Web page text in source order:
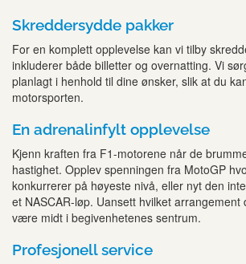
Skreddersydde pakker
For en komplett opplevelse kan vi tilby
inkluderer både billetter og overnatting. Vi
planlagt i henhold til dine ønsker, slik at du
motorsporten.
En adrenalinfylt opplevelse
Kjenn kraften fra F1-motorene når de
hastighet. Opplev spenningen fra MotoGP
konkurrerer på høyeste nivå, eller nyt den
et NASCAR-løp. Uansett hvilket arrangement
være midt i begivenhetenes sentrum.
Profesjonell service